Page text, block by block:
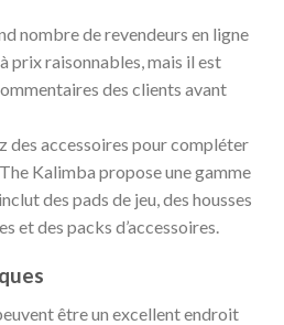
nombre de revendeurs en ligne
prix raisonnables, mais il est
des clients avant
des accessoires pour compléter
Kalimba propose une gamme
des pads de jeu, des housses
et des packs d’accessoires.
être un excellent endroit